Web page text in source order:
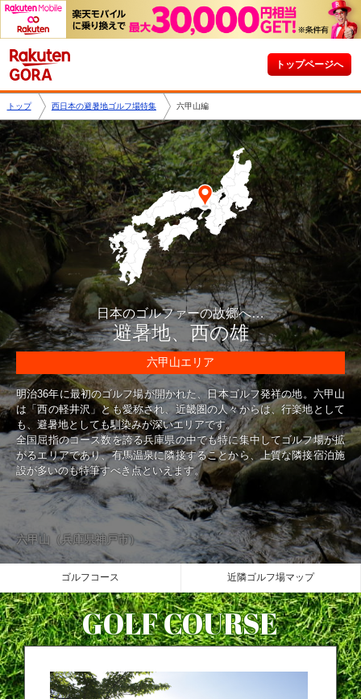
トップページへ
トップ 西日本の避暑地ゴルフ場特集 六甲山編
日本のゴルファーの故郷へ…
避暑地、西の雄
六甲山エリア
明治36年に最初のゴルフ場が開かれた、日本ゴルフ発祥の地。六甲山
は「西の軽井沢」とも愛称され、近畿圏の人々からは、行楽地として
も、避暑地としても馴染みが深いエリアです。
全国屈指のコース数を誇る兵庫県の中でも特に集中してゴルフ場が拡
がるエリアであり、有馬温泉に隣接することから、上質な隣接宿泊施
設が多いのも特筆すべき点といえます。
六甲山（兵庫県神戸市）
ゴルフコース 近隣ゴルフ場マップ
GOLF COURSE